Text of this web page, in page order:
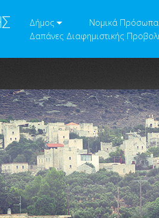
Δήμος Νομικά Πρόσωπα
Δαπάνες Διαφημιστικής